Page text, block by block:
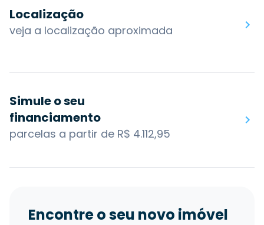
Localização
veja a localização aproximada
Simule o seu
financiamento
parcelas a partir de R$ 4.112,95
Encontre o seu novo imóvel